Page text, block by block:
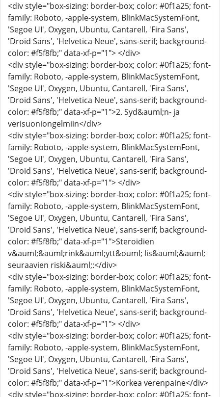
<div style="box-sizing: border-box; color: #0f1a25; font-
family: Roboto, -apple-system, BlinkMacSystemFont,
'Segoe UI', Oxygen, Ubuntu, Cantarell, 'Fira Sans',
'Droid Sans', 'Helvetica Neue', sans-serif; background-
color: #f5f8fb;" data-xf-p="1"> </div>
<div style="box-sizing: border-box; color: #0f1a25; font-
family: Roboto, -apple-system, BlinkMacSystemFont,
'Segoe UI', Oxygen, Ubuntu, Cantarell, 'Fira Sans',
'Droid Sans', 'Helvetica Neue', sans-serif; background-
color: #f5f8fb;" data-xf-p="1">2. Syd&auml;n- ja
verisuoniongelmiin</div>
<div style="box-sizing: border-box; color: #0f1a25; font-
family: Roboto, -apple-system, BlinkMacSystemFont,
'Segoe UI', Oxygen, Ubuntu, Cantarell, 'Fira Sans',
'Droid Sans', 'Helvetica Neue', sans-serif; background-
color: #f5f8fb;" data-xf-p="1"> </div>
<div style="box-sizing: border-box; color: #0f1a25; font-
family: Roboto, -apple-system, BlinkMacSystemFont,
'Segoe UI', Oxygen, Ubuntu, Cantarell, 'Fira Sans',
'Droid Sans', 'Helvetica Neue', sans-serif; background-
color: #f5f8fb;" data-xf-p="1">Steroidien
v&auml;&auml;rink&auml;ytt&ouml; lis&auml;&auml;
seuraavien riski&auml;:</div>
<div style="box-sizing: border-box; color: #0f1a25; font-
family: Roboto, -apple-system, BlinkMacSystemFont,
'Segoe UI', Oxygen, Ubuntu, Cantarell, 'Fira Sans',
'Droid Sans', 'Helvetica Neue', sans-serif; background-
color: #f5f8fb;" data-xf-p="1"> </div>
<div style="box-sizing: border-box; color: #0f1a25; font-
family: Roboto, -apple-system, BlinkMacSystemFont,
'Segoe UI', Oxygen, Ubuntu, Cantarell, 'Fira Sans',
'Droid Sans', 'Helvetica Neue', sans-serif; background-
color: #f5f8fb;" data-xf-p="1">Korkea verenpaine</div>
<div style="box-sizing: border-box; color: #0f1a25; font-